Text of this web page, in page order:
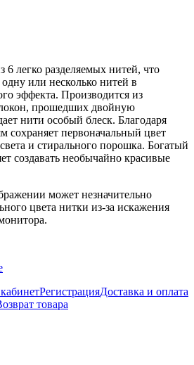
легко разделяемых нитей, что
одну или несколько нитей в
эффекта. Производится из
прошедших двойную
нити особый блеск. Благодаря
сохраняет первоначальный цвет
и стирального порошка. Богатый
создавать необычайно красивые
может незначительно
цвета нитки из-за искажения
РегистрацияДоставка и оплата
товара